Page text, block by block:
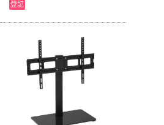
登記